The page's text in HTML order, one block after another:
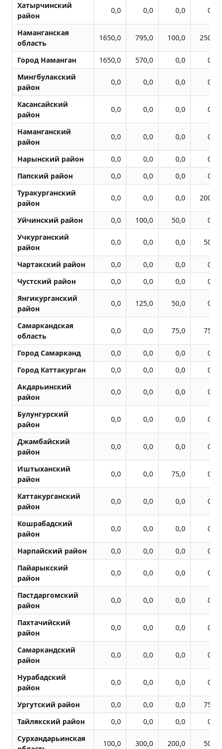
Хатырчинский
район
0,0 0,0 0,0 0,0
Наманганская
область
1650,0 795,0 100,0 250,0
Город Наманган 1650,0 570,0 0,0
0,0
Мингбулакский
район
0,0 0,0 0,0 0,0
Касансайский
район
0,0 0,0 0,0 0,0
Наманганский
район
0,0 0,0 0,0 0,0
Нарынский район 0,0 0,0 0,0
0,0
Папский район
0,0 0,0 0,0
0,0
Туракурганский
район
0,0 0,0 0,0 200,0
Уйчинский район 0,0 100,0 50,0
0,0
Учкурганский
район
0,0 0,0 0,0 50,0
Чартакский район 0,0 0,0 0,0
0,0
Чустский район
0,0 0,0 0,0
0,0
Янгикурганский
район
0,0 125,0 50,0 0,0
Самаркандская
область
0,0 0,0 75,0 75,0
Город Самарканд 0,0 0,0 0,0
0,0
Город Каттакурган
0,0 0,0 0,0
0,0
Акдарьинский
район
0,0 0,0 0,0 0,0
Булунгурский
район
0,0 0,0 0,0 0,0
Джамбайский
район
0,0 0,0 0,0 0,0
Иштыханский
район
0,0 0,0 75,0 0,0
Каттакурганский
район
0,0 0,0 0,0 0,0
Кошрабадский
район
0,0 0,0 0,0 0,0
Нарпайский район 0,0 0,0 0,0
0,0
Пайарыкский
район
0,0 0,0 0,0 0,0
Пастдаргомский
район
0,0 0,0 0,0 0,0
Пахтачийский
район
0,0 0,0 0,0 0,0
Самаркандский
район
0,0 0,0 0,0 0,0
Нурабадский
район
0,0 0,0 0,0 0,0
Ургутский район 0,0 0,0 0,0
75,0
Тайлякский район
0,0 0,0 0,0
0,0
Сурхандарьинская
100,0 300,0 200,0 50,0